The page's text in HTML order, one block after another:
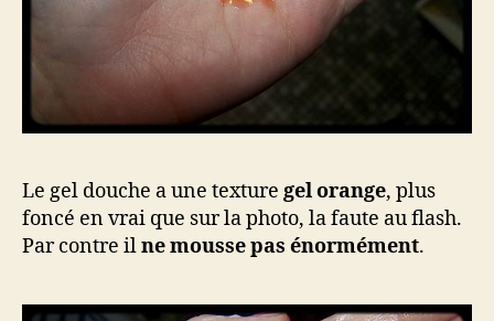
Le gel douche a une texture gel orange, plus
foncé en vrai que sur la photo, la faute au flash.
Par contre ilne mousse pas énormément.